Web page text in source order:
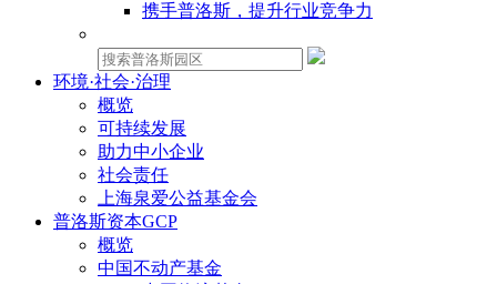
携手普洛斯，提升行业竞争力
环境·社会·治理
概览
可持续发展
助力中小企业
社会责任
上海泉爱公益基金会
普洛斯资本GCP
概览
中国不动产基金